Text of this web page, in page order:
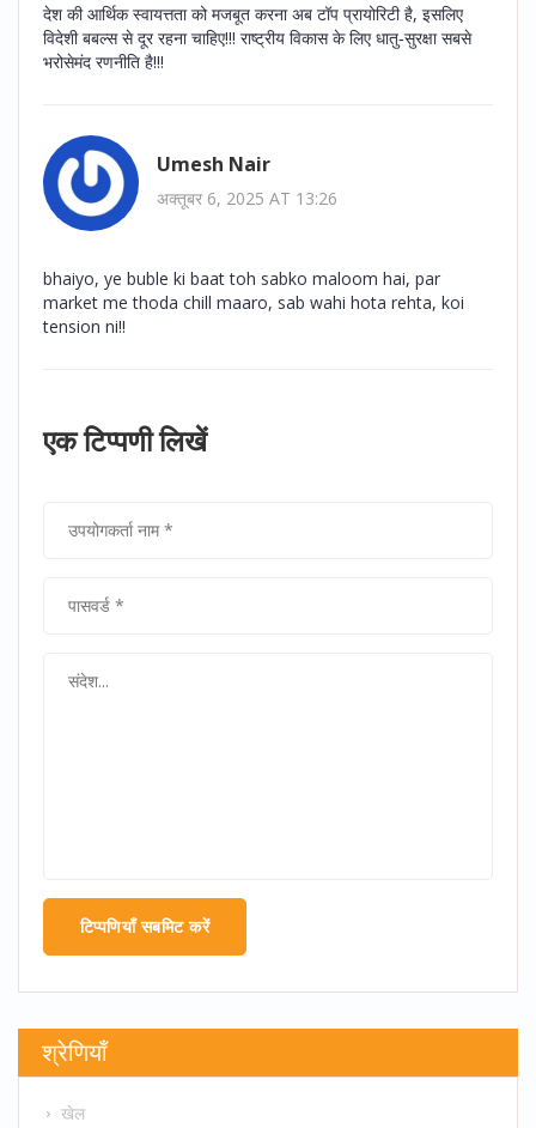
देश की आर्थिक स्वायत्तता को मजबूत करना अब टॉप प्रायोरिटी है, इसलिए
विदेशी बबल्स से दूर रहना चाहिए!!! राष्ट्रीय विकास के लिए धातु‑सुरक्षा सबसे
भरोसेमंद रणनीति है!!!
Umesh Nair
अक्तूबर 6, 2025 AT 13:26
bhaiyo, ye buble ki baat toh sabko maloom hai, par
market me thoda chill maaro, sab wahi hota rehta, koi
tension ni!!
एक टिप्पणी लिखें
टिप्पणियाँ सबमिट करें
श्रेणियाँ
खेल